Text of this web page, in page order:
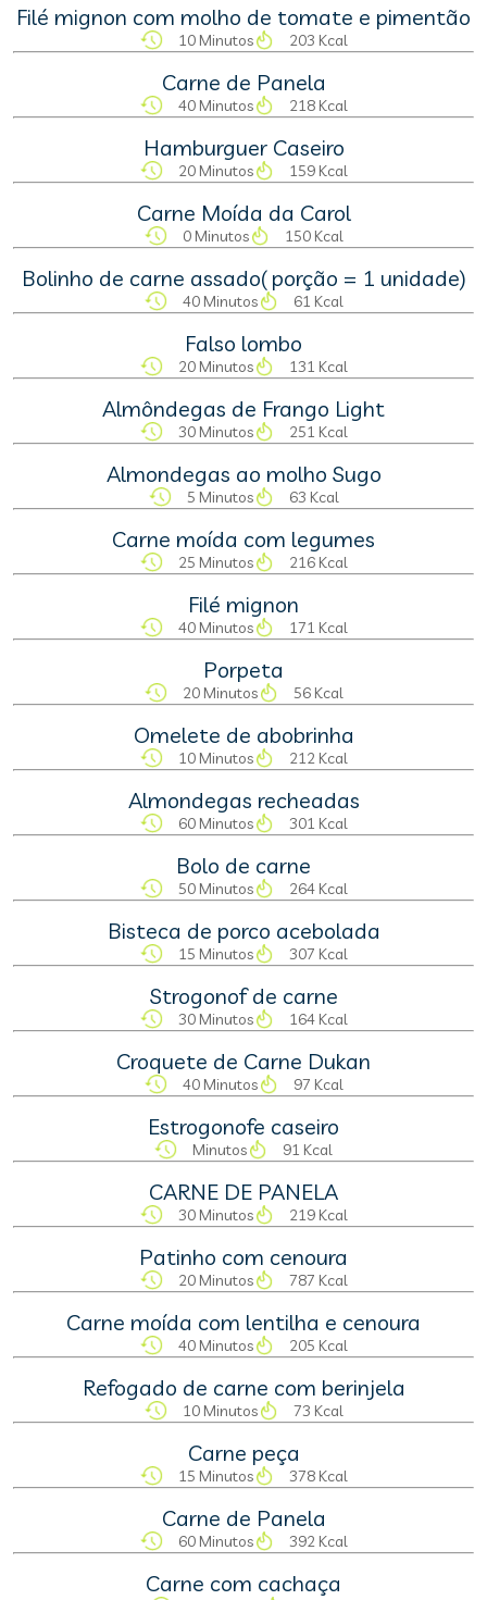
Filé mignon com molho de tomate e pimentão
10 Minutos 203 Kcal
Carne de Panela
40 Minutos 218 Kcal
Hamburguer Caseiro
20 Minutos 159 Kcal
Carne Moída da Carol
0 Minutos 150 Kcal
Bolinho de carne assado( porção = 1 unidade)
40 Minutos 61 Kcal
Falso lombo
20 Minutos 131 Kcal
Almôndegas de Frango Light
30 Minutos 251 Kcal
Almondegas ao molho Sugo
5 Minutos 63 Kcal
Carne moída com legumes
25 Minutos 216 Kcal
Filé mignon
40 Minutos 171 Kcal
Porpeta
20 Minutos 56 Kcal
Omelete de abobrinha
10 Minutos 212 Kcal
Almondegas recheadas
60 Minutos 301 Kcal
Bolo de carne
50 Minutos 264 Kcal
Bisteca de porco acebolada
15 Minutos 307 Kcal
Strogonof de carne
30 Minutos 164 Kcal
Croquete de Carne Dukan
40 Minutos 97 Kcal
Estrogonofe caseiro
Minutos 91 Kcal
CARNE DE PANELA
30 Minutos 219 Kcal
Patinho com cenoura
20 Minutos 787 Kcal
Carne moída com lentilha e cenoura
40 Minutos 205 Kcal
Refogado de carne com berinjela
10 Minutos 73 Kcal
Carne peça
15 Minutos 378 Kcal
Carne de Panela
60 Minutos 392 Kcal
Carne com cachaça